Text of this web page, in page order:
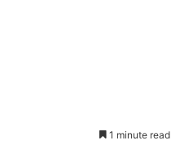
1 minute read